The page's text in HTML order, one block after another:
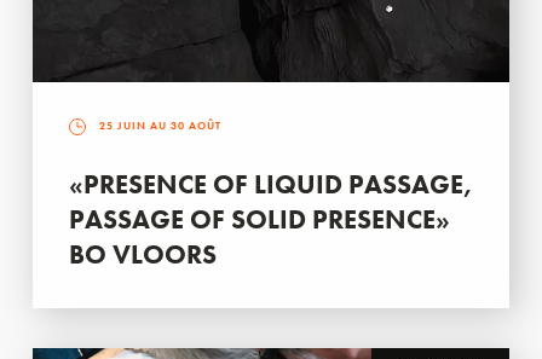
25 JUIN AU 30 AOÛT
«PRESENCE OF LIQUID PASSAGE,
PASSAGE OF SOLID PRESENCE»
BO VLOORS